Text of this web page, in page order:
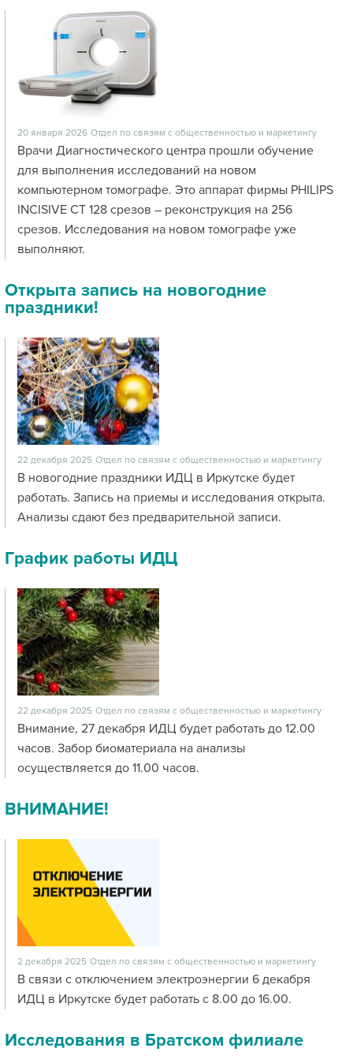
20 января 2026 Отдел по связям с общественностью и маркетингу
Врачи Диагностического центра прошли обучение
для выполнения исследований на новом
компьютерном томографе. Это аппарат фирмы PHILIPS
INCISIVE CT 128 срезов – реконструкция на 256
срезов. Исследования на новом томографе уже
выполняют.
Открыта запись на новогодние
праздники!
22 декабря 2025 Отдел по связям с общественностью и маркетингу
В новогодние праздники ИДЦ в Иркутске будет
работать. Запись на приемы и исследования открыта.
Анализы сдают без предварительной записи.
График работы ИДЦ
22 декабря 2025 Отдел по связям с общественностью и маркетингу
Внимание, 27 декабря ИДЦ будет работать до 12.00
часов. Забор биоматериала на анализы
осуществляется до 11.00 часов.
ВНИМАНИЕ!
2 декабря 2025 Отдел по связям с общественностью и маркетингу
В связи с отключением электроэнергии 6 декабря
ИДЦ в Иркутске будет работать с 8.00 до 16.00.
Исследования в Братском филиале